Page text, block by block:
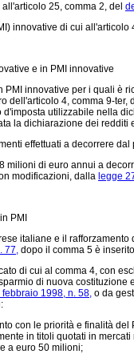
25, comma 2, del
innovative di cui all'articolo
e in PMI innovative
innovative per i quali è
dell'articolo 4, comma 9-ter,
utilizzabile nella
la dichiarazione dei redditi
effettuati a decorrere
di euro annui a
modificazioni, dalla legge
PMI
italiane e il
77, dopo il comma 5 è
di cui al comma 4, con
di nuova
1998, n. 58, o da
con le priorità e finalità
in titoli quotati in
a euro 50 milioni;